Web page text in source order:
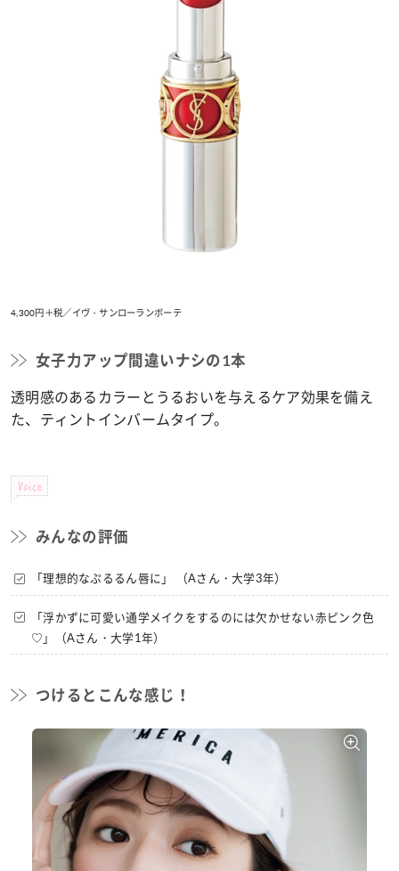
4,300円＋税／イヴ・サンローランボーテ
女子力アップ間違いナシの1本
透明感のあるカラーとうるおいを与えるケア効果を備え
た、ティントインバームタイプ。
Voice
みんなの評価
「理想的なぷるるん唇に」 （Aさん・大学3年）
「浮かずに可愛い通学メイクをするのには欠かせない赤ピンク色
♡」（Aさん・大学1年）
つけるとこんな感じ！